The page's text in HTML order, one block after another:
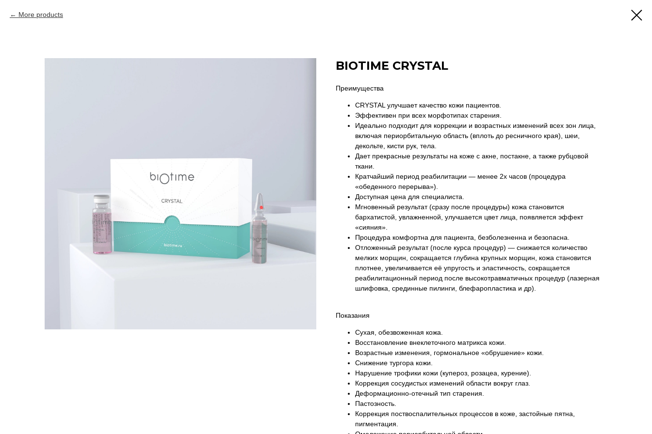
More products
BIOTIME CRYSTAL
Преимущества
CRYSTAL улучшает качество кожи пациентов.
Эффективен при всех морфотипах старения.
Идеально подходит для коррекции и возрастных изменений всех зон лица,
включая периорбитальную область (вплоть до ресничного края), шеи,
декольте, кисти рук, тела.
Дает прекрасные результаты на коже с акне, постакне, а также рубцовой
ткани.
Кратчайший период реабилитации — менее 2х часов (процедура
«обеденного перерыва»).
Доступная цена для специалиста.
Мгновенный результат (сразу после процедуры) кожа становится
бархатистой, увлажненной, улучшается цвет лица, появляется эффект
«сияния».
Процедура комфортна для пациента, безболезненна и безопасна.
Отложенный результат (после курса процедур) — снижается количество
мелких морщин, сокращается глубина крупных морщин, кожа становится
плотнее, увеличивается её упругость и эластичность, сокращается
реабилитационный период после высокотравматичных процедур (лазерная
шлифовка, срединные пилинги, блефаропластика и др).
Показания
Сухая, обезвоженная кожа.
Восстановление внеклеточного матрикса кожи.
Возрастные изменения, гормональное «обрушение» кожи.
Снижение тургора кожи.
Нарушение трофики кожи (купероз, розацеа, курение).
Коррекция сосудиcтых изменений области вокруг глаз.
Деформационно-отечный тип старения.
Пастозность.
Коррекция поствоспалительных процессов в коже, застойные пятна,
пигментация.